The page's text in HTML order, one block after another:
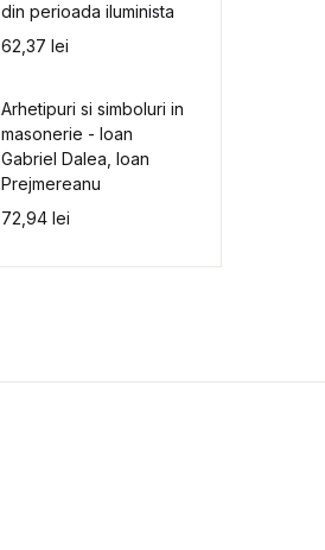
din perioada iluminista
62,37lei
Arhetipuri si simboluri in
masonerie - Ioan
Gabriel Dalea, Ioan
Prejmereanu
72,94lei